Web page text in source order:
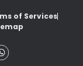
of Services